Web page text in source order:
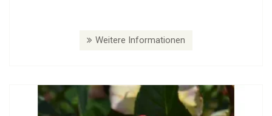
Weitere Informationen